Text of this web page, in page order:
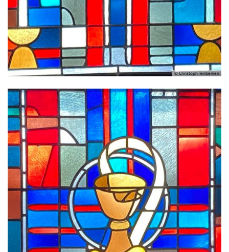
© Christoph Tenberken